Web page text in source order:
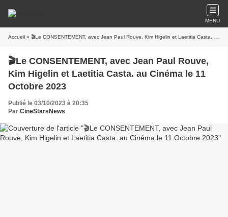
MENU
Accueil » 🎬Le CONSENTEMENT, avec Jean Paul Rouve, Kim Higelin et Laetitia Casta. au Cinéma le 11 Octobre 2023
🎬Le CONSENTEMENT, avec Jean Paul Rouve,
Kim Higelin et Laetitia Casta. au Cinéma le 11
Octobre 2023
Publié le 03/10/2023 à 20:35
Par CineStarsNews